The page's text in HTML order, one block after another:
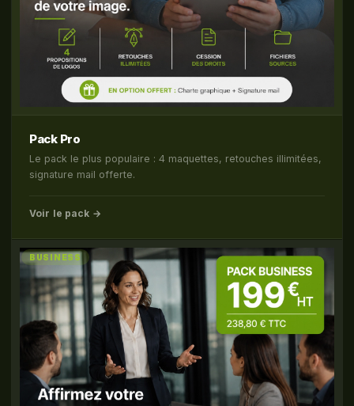
Pack Pro
Le pack le plus populaire : 4 maquettes, retouches illimitées,
signature mail offerte.
Voir le pack →
BUSINESS